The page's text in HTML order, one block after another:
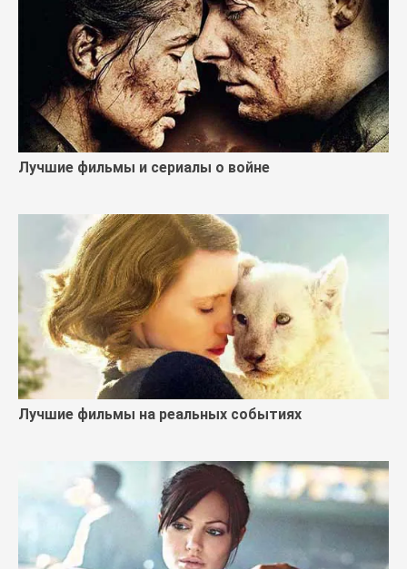
Лучшие фильмы и сериалы о войне
Лучшие фильмы на реальных событиях